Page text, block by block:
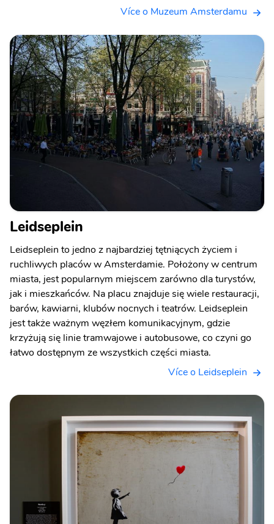
Více o Muzeum Amsterdamu
Leidseplein
Leidseplein to jedno z najbardziej tętniących życiem i
ruchliwych placów w Amsterdamie. Położony w centrum
miasta, jest popularnym miejscem zarówno dla turystów,
jak i mieszkańców. Na placu znajduje się wiele restauracji,
barów, kawiarni, klubów nocnych i teatrów. Leidseplein
jest także ważnym węzłem komunikacyjnym, gdzie
krzyżują się linie tramwajowe i autobusowe, co czyni go
łatwo dostępnym ze wszystkich części miasta.
Více o Leidseplein